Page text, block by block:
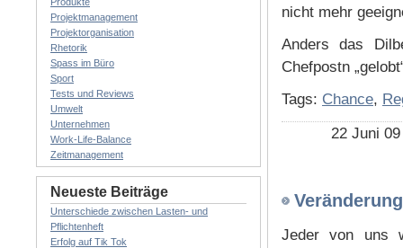
nicht mehr
Anders das
Chefpostn
Tags: Chance,
22 Juni
Jeder von uns
Projektmanagement
Projektorganisation
Rhetorik
Spass im Büro
Sport
Tests und Reviews
Umwelt
Unternehmen
Work-Life-Balance
Zeitmanagement
Neueste Beiträge
Unterschiede zwischen Lasten- und
Pflichtenheft
Erfolg auf Tik Tok